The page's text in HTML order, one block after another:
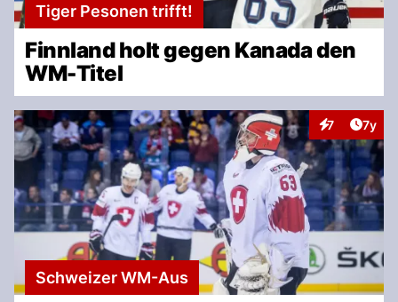
Tiger Pesonen trifft!
Finnland holt gegen Kanada den
WM-Titel
7
Interaktionen
7y
Schweizer WM-Aus